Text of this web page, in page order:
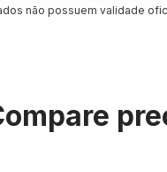
não possuem validade